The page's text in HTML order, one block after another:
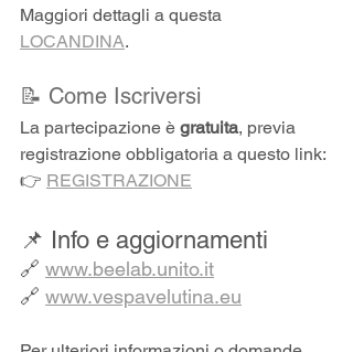
Maggiori dettagli a questa
LOCANDINA.
📝 Come Iscriversi
La partecipazione è gratuita, previa
registrazione obbligatoria a questo link:
👉 REGISTRAZIONE
📌 Info e aggiornamenti
🔗 www.beelab.unito.it
🔗 www.vespavelutina.eu